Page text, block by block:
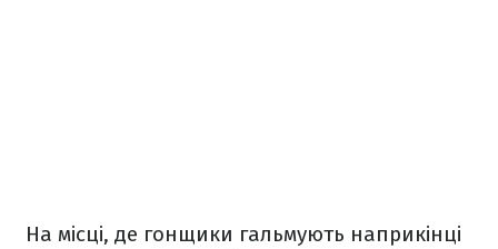
На місці, де гонщики гальмують наприкінці